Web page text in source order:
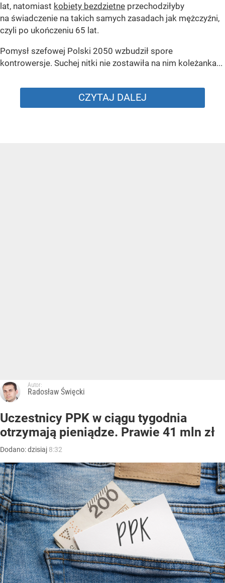
lat, natomiast kobiety bezdzietne przechodziłyby
na świadczenie na takich samych zasadach jak mężczyźni,
czyli po ukończeniu 65 lat.
Pomysł szefowej Polski 2050 wzbudził spore
kontrowersje. Suchej nitki nie zostawiła na nim koleżanka...
CZYTAJ DALEJ
Autor:
Radosław Święcki
Uczestnicy PPK w ciągu tygodnia
otrzymają pieniądze. Prawie 41 mln zł
Dodano:dzisiaj 8:32